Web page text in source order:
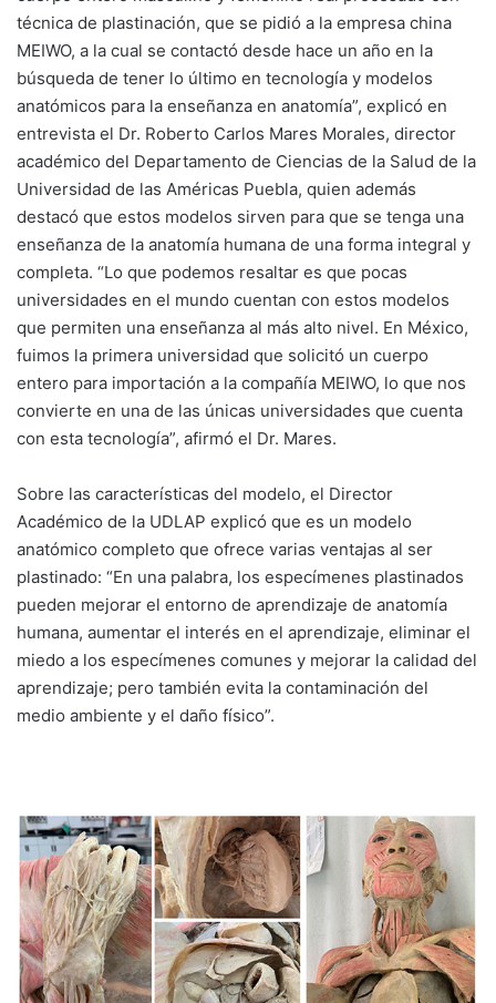
técnica de plastinación, que se pidió a la empresa china
MEIWO, a la cual se contactó desde hace un año en la
búsqueda de tener lo último en tecnología y modelos
anatómicos para la enseñanza en anatomía”, explicó en
entrevista el Dr. Roberto Carlos Mares Morales, director
académico del Departamento de Ciencias de la Salud de la
Universidad de las Américas Puebla, quien además
destacó que estos modelos sirven para que se tenga una
enseñanza de la anatomía humana de una forma integral y
completa. “Lo que podemos resaltar es que pocas
universidades en el mundo cuentan con estos modelos
que permiten una enseñanza al más alto nivel. En México,
fuimos la primera universidad que solicitó un cuerpo
entero para importación a la compañía MEIWO, lo que nos
convierte en una de las únicas universidades que cuenta
con esta tecnología”, afirmó el Dr. Mares.
Sobre las características del modelo, el Director
Académico de la UDLAP explicó que es un modelo
anatómico completo que ofrece varias ventajas al ser
plastinado: “En una palabra, los especímenes plastinados
pueden mejorar el entorno de aprendizaje de anatomía
humana, aumentar el interés en el aprendizaje, eliminar el
miedo a los especímenes comunes y mejorar la calidad del
aprendizaje; pero también evita la contaminación del
medio ambiente y el daño físico”.